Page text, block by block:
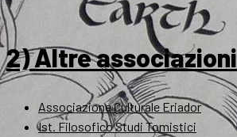
2) Altre associazioni
Associazione Culturale Eriador
Ist. Filosofico Studi Tomistici